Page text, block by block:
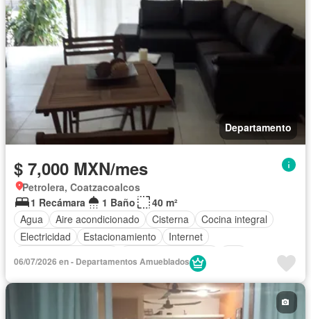
Departamento
$ 7,000 MXN/mes
Petrolera, Coatzacoalcos
1 Recámara
1 Baño
40 m²
Agua
Aire acondicionado Cisterna
Cocina integral
Electricidad
Estacionamiento
Internet
Televisión por cable
Permite mascotas
Completamente amueblado
06/07/2026 en - Departamentos Amueblados